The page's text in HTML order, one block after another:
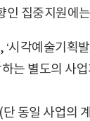
집중지원에
시각예술기획
는 별도의 사
동일 사업의